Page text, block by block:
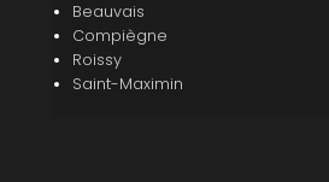
Beauvais
Compiègne
Roissy
Saint-Maximin